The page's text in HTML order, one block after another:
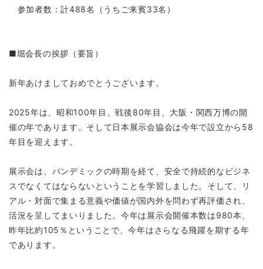
参加者数：計488名（うちご来賓33名）
■堀会長の挨拶（要旨）
新年あけましておめでとうございます。
2025年は、昭和100年目、戦後80年目、大阪・関西万博の開
催の年であります。そして日本展示会協会は今年で設立から58
年目を迎えます。
展示会は、パンデミックの時期を経て、安全で持続的なビジネ
スでなくてはならないということを学習しました。そして、リ
アル・対面で集まる意義や価値が国内外を問わず再評価され、
活況を呈してまいりました。今年は展示会開催本数は980本、
昨年比約105％ということで、今年はさらなる飛躍を期する年
であります。